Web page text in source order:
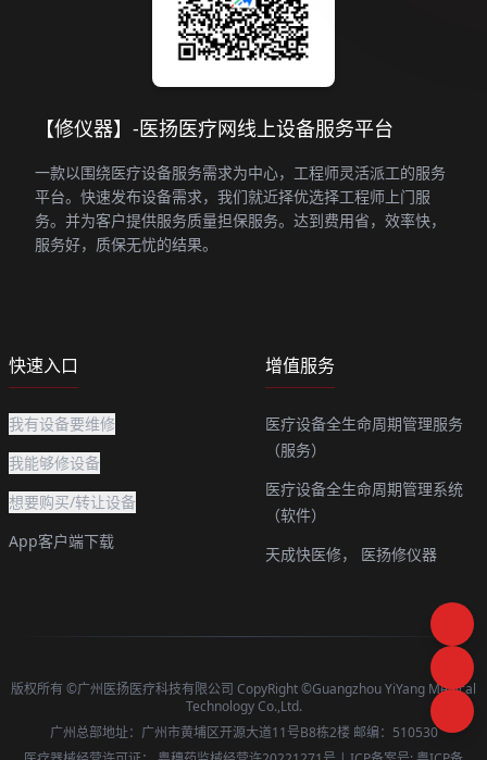
【修仪器】-医扬医疗网线上设备服务平台
一款以围绕医疗设备服务需求为中心，工程师灵活派工的服务
平台。快速发布设备需求，我们就近择优选择工程师上门服
务。并为客户提供服务质量担保服务。达到费用省，效率快，
服务好，质保无忧的结果。
快速入口
我有设备要维修
我能够修设备
想要购买/转让设备
App客户端下载
增值服务
医疗设备全生命周期管理服务
（服务）
医疗设备全生命周期管理系统
（软件）
天成快医修，
医扬修仪器
版权所有 ©广州医扬医疗科技有限公司 CopyRight ©Guangzhou YiYang Medical
Technology Co.,Ltd.
广州总部地址：广州市黄埔区开源大道11号B8栋2楼 邮编：510530